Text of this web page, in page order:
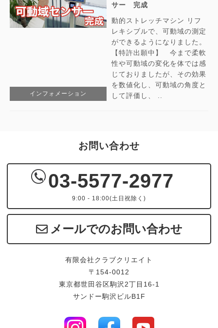
インフォメーション
サー 完成
動的ストレッチマシン リフ
レキシブルで、可動域の測定
ができるようになりました。
【特許出願中】 今まで柔軟
性や可動域の変化を体では感
じておりましたが、その効果
を数値化し、可動域の角度と
して評価し、 ..
お問い合わせ
03-5577-2977
9:00 - 18:00(土日祝除く)
メールでのお問い合わせ
有限会社クラブクリエイト
〒154-0012
東京都世田谷区駒沢2丁目16-1
サンドー駒沢ビルB1F